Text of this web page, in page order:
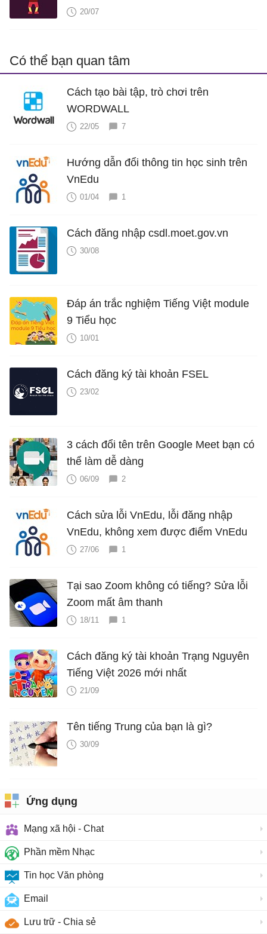
20/07
Có thể bạn quan tâm
Cách tạo bài tập, trò chơi trên
WORDWALL
22/05 7
Hướng dẫn đổi thông tin học sinh trên
VnEdu
01/04 1
Cách đăng nhập csdl.moet.gov.vn
30/08
Đáp án trắc nghiệm Tiếng Việt module
9 Tiểu học
10/01
Cách đăng ký tài khoản FSEL
23/02
3 cách đổi tên trên Google Meet bạn có
thể làm dễ dàng
06/09 2
Cách sửa lỗi VnEdu, lỗi đăng nhập
VnEdu, không xem được điểm VnEdu
27/06 1
Tại sao Zoom không có tiếng? Sửa lỗi
Zoom mất âm thanh
18/11 1
Cách đăng ký tài khoản Trạng Nguyên
Tiếng Việt 2026 mới nhất
21/09
Tên tiếng Trung của bạn là gì?
30/09
Ứng dụng
Mạng xã hội - Chat
Phần mềm Nhạc
Tin học Văn phòng
Email
Lưu trữ - Chia sẻ